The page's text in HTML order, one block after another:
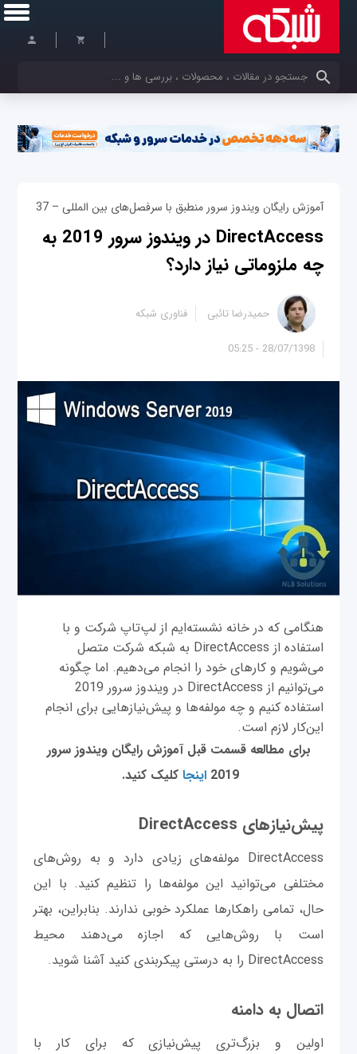
کلمات کلیدی خود را وارد کنید
آموزش رایگان ویندوز سرور منطبق با سرفصل‌های بین المللی – 37
DirectAccess در ویندوز سرور 2019 به
چه ملزوماتی نیاز دارد؟
28/07/1398 - 05:25
حمیدرضا تائبی فناوری شبکه
هنگامی که در خانه نشسته‌ایم از لپ‌تاپ شرکت و با
استفاده از DirectAccess به شبکه شرکت متصل
می‌شویم و کارهای خود را انجام می‌دهیم. اما چگونه
می‌توانیم از DirectAccess در ویندوز سرور 2019
استفاده کنیم و چه مولفه‌ها و پیش‌نیازهایی برای انجام
این‌کار لازم است.
برای مطالعه قسمت قبل آموزش رایگان ویندوز سرور
2019 اینجا کلیک کنید.
پیش‌نیازهای DirectAccess
DirectAccess مولفه‌های زیادی دارد و به روش‌های
مختلفی می‌توانید این مولفه‌ها را تنظیم کنید. با این
حال، تمامی راهکارها عملکرد خوبی ندارند. بنابراین، بهتر
است با روش‌هایی که اجازه می‌دهند محیط
DirectAccess را به درستی پیکربندی کنید آشنا شوید.
اتصال به دامنه
اولین و بزرگ‌تری پیش‌نیازی که برای کار با